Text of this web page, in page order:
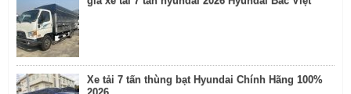
Xe tải 7 tấn thùng bạt Hyundai Chính Hãng 100%